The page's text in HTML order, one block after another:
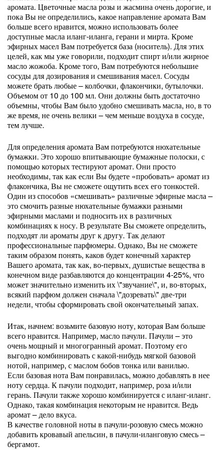
аромата. Цветочные масла розы и жасмина очень дорогие, и
пока Вы не определились, какое направление аромата Вам
больше всего нравится, можно использовать более
доступные масла иланг-иланга, герани и мирта. Кроме
эфирных масел Вам потребуется база (носитель). Для этих
целей, как мы уже говорили, подходит спирт и/или жирное
масло жожоба. Кроме того, Вам потребуются небольшие
сосуды для дозирования и смешивания масел. Сосуды
можете брать любые – колбочки, флакончики, бутылочки.
Объемом от 10 до 100 мл. Они должны быть достаточно
объемны, чтобы Вам было удобно смешивать масла, но, в то
же время, не очень велики – чем меньше воздуха в сосуде,
тем лучше.
Для определения аромата Вам потребуются нюхательные
бумажки. Это хорошо впитывающие бумажные полоски, с
помощью которых тестируют аромат. Они просто
необходимы, так как если Вы будете «пробовать» аромат из
флакончика, Вы не сможете ощутить всех его тонкостей.
Один из способов «смешивать» различные эфирные масла –
это смочить разные нюхательные бумажки разными
эфирными маслами и подносить их в различных
комбинациях к носу. В результате Вы сможете определить,
подходят ли ароматы друг к другу. Так делают
профессиональные парфюмеры. Однако, Вы не сможете
таким образом понять, каков будет конечный характер
Вашего аромата, так как, во-первых, душистые вещества в
конечном виде разбавляются до концентрации 4-25%, что
может значительно изменить их \"звучание\", и, во-вторых,
всякий парфюм должен сначала \"дозревать\" две-три
недели, чтобы сформировать свой окончательный запах.
Итак, начнем: возьмите базовую ноту, которая Вам больше
всего нравится. Например, масло пачули. Пачули – это
очень мощный и многогранный аромат. Поэтому его
выгодно комбинировать с какой-нибудь мягкой базовой
нотой, например, с маслом бобов тонка или ванилью.
Если базовая нота Вам понравилась, можно добавлять в нее
ноту сердца. К пачули подходит, например, роза и/или
герань. Пачули также хорошо комбинируется с иланг-иланг.
Однако, такая комбинация некоторым не нравится. Ведь
аромат – дело вкуса.
В качестве головной ноты в пачули-розовую смесь можно
добавить кровавый апельсин, в пачули-иланговую смесь –
бергамот.